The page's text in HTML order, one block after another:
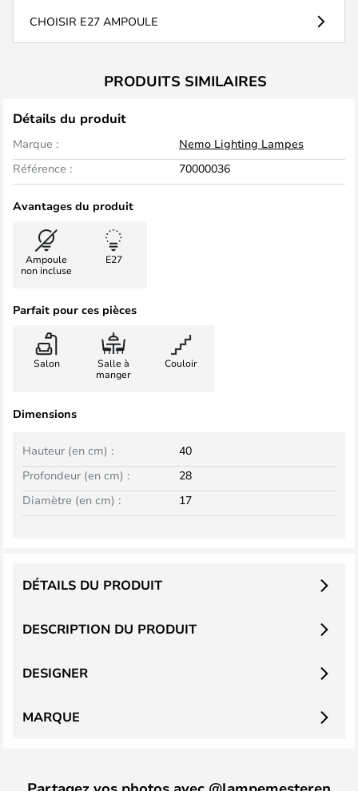
CHOISIR E27 AMPOULE
PRODUITS SIMILAIRES
Détails du produit
Marque :
Nemo Lighting Lampes
Référence :
70000036
Avantages du produit
Ampoule
non incluse
E27
Parfait pour ces pièces
Salon
Salle à
manger
Couloir
Dimensions
Hauteur (en cm) :
40
Profondeur (en cm) :
28
Diamètre (en cm) :
17
DESCRIPTION DU PRODUIT
DÉTAILS DU PRODUIT
DESIGNER
MARQUE